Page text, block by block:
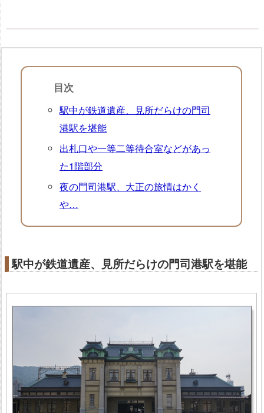
目次
駅中が鉄道遺産、見所だらけの門司
港駅を堪能
出札口や一等二等待合室などがあっ
た1階部分
夜の門司港駅、大正の旅情はかく
や…
駅中が鉄道遺産、見所だらけの門司港駅を堪能